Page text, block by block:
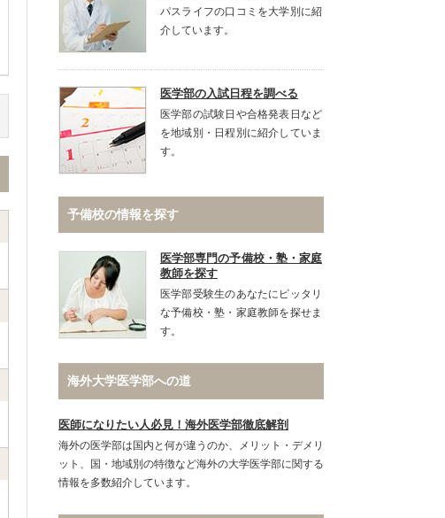
パスライフの口コミを大学別に紹
介しています。
医学部の入試日程を調べる
医学部の試験日や合格発表日など
を地域別・日程別に紹介していま
す。
予備校の情報を探す
医学部専門の予備校・塾・家庭
教師を探す
医学部受験生のあなたにピッタリ
な予備校・塾・家庭教師を探せま
す。
海外大学医学部への道
医師になりたい人必見！海外医学部徹底解剖
海外の医学部は国内と何が違うのか、メリット・デメリ
ット、国・地域別の特徴など海外の大学医学部に関する
情報を多数紹介しています。